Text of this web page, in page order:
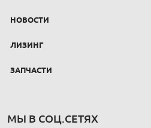
НОВОСТИ
ЛИЗИНГ
ЗАПЧАСТИ
МЫ В СОЦ.СЕТЯХ